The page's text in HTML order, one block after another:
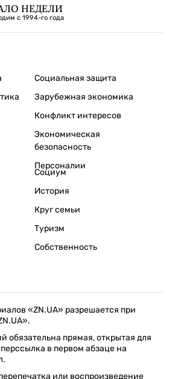
НЕДЕЛИ
с 1994-го года
Социальная защита
Зарубежная экономика
Конфликт интересов
Экономическая
безопасность
Персоналии
Социум
История
Круг семьи
Туризм
Собственность
«ZN.UA» разрешается при
обязательна прямая, открытая для
в первом абзаце на
или воспроизведение